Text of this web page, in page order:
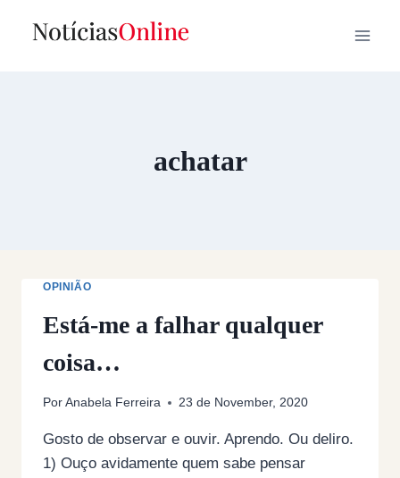
achatar
OPINIÃO
Está-me a falhar qualquer
coisa…
Por Anabela Ferreira 23 de November, 2020
Gosto de observar e ouvir. Aprendo. Ou deliro.
1) Ouço avidamente quem sabe pensar